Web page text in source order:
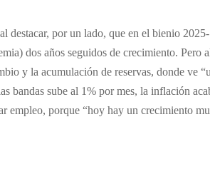
destacar, por un lado, que en el bienio 2025-
dos años seguidos de crecimiento. Pero
y la acumulación de reservas, donde ve
bandas sube al 1% por mes, la inflación
empleo, porque “hoy hay un crecimiento